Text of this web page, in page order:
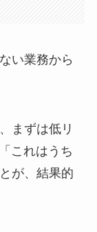
い業務から
まずは低リ
これはうち
が、結果的